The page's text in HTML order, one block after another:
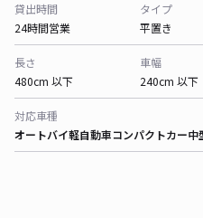
貸出時間
24時間営業
タイプ
平置き
長さ
480cm 以下
車幅
240cm 以下
対応車種
オートバイ軽自動車コンパクトカー中